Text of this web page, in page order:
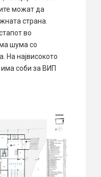
можат да
страна.
во
шума со
На највисокото
соби за ВИП